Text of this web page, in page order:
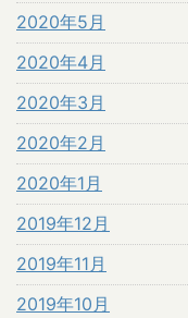
2020年5月
2020年4月
2020年3月
2020年2月
2020年1月
2019年12月
2019年11月
2019年10月